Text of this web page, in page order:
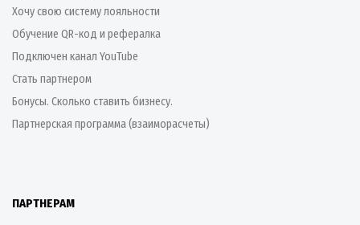
Хочу свою систему лояльности
Обучение QR-код и рефералка
Подключен канал YouTube
Стать партнером
Бонусы. Сколько ставить бизнесу.
Партнерская программа (взаиморасчеты)
ПАРТНЕРАМ